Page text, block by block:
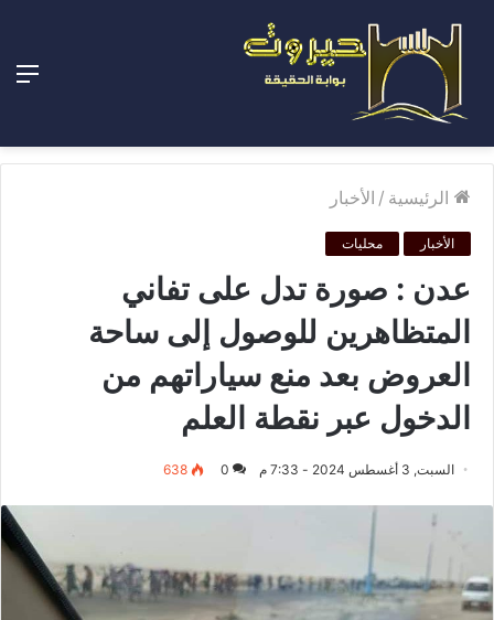
الرئيسية / الأخبار
الأخبار محليات
عدن : صورة تدل على تفاني
المتظاهرين للوصول إلى ساحة
العروض بعد منع سياراتهم من
الدخول عبر نقطة العلم
السبت, 3 أغسطس 2024 - 7:33 م 0
638